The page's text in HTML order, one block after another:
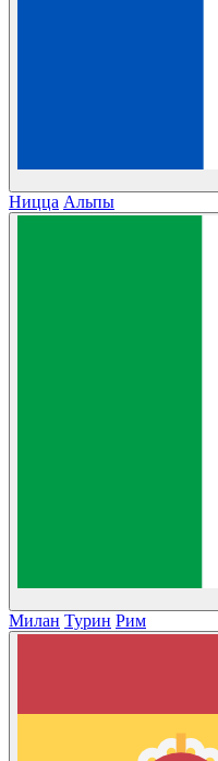
Ницца Альпы
Милан Турин Рим